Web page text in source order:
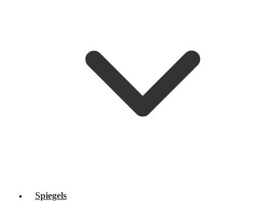
Spiegels